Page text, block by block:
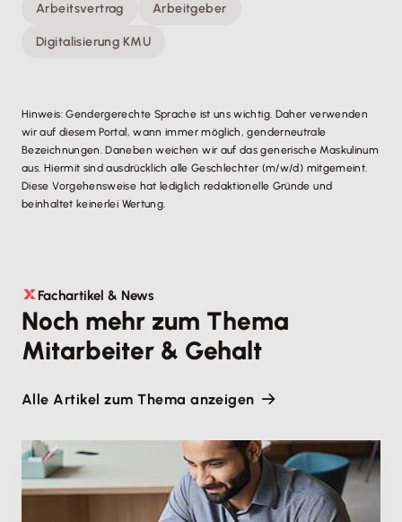
Arbeitsvertrag Arbeitgeber
Digitalisierung KMU
Hinweis: Gendergerechte Sprache ist uns wichtig. Daher verwenden
wir auf diesem Portal, wann immer möglich, genderneutrale
Bezeichnungen. Daneben weichen wir auf das generische Maskulinum
aus. Hiermit sind ausdrücklich alle Geschlechter (m/w/d) mitgemeint.
Diese Vorgehensweise hat lediglich redaktionelle Gründe und
beinhaltet keinerlei Wertung.
Fachartikel & News
Noch mehr zum Thema
Mitarbeiter & Gehalt
Alle Artikel zum Thema anzeigen